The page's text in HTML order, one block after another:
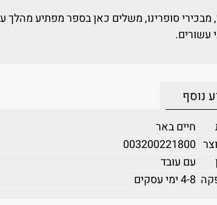
מבכירי סופרינו, משלים כאן בספר מפתיע מהלך
עשורים.
נוסף
חיים באר
003200221800
עם עובד
4-8 ימי עסקים